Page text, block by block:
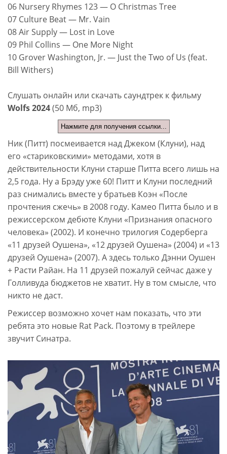
06 Nursery Rhymes 123 — O Christmas Tree
07 Culture Beat — Mr. Vain
08 Air Supply — Lost in Love
09 Phil Collins — One More Night
10 Grover Washington, Jr. — Just the Two of Us (feat.
Bill Withers)
Слушать онлайн или скачать саундтрек к фильму
Wolfs 2024(50 Мб, mp3)
Нажмите для получения ссылки...
Ник (Питт) посмеивается над Джеком (Клуни), над
его «стариковскими» методами, хотя в
действительности Клуни старше Питта всего лишь на
2,5 года. Ну а Брэду уже 60! Питт и Клуни последний
раз снимались вместе у братьев Коэн «После
прочтения сжечь» в 2008 году. Камео Питта было и в
режиссерском дебюте Клуни «Признания опасного
человека» (2002). И конечно трилогия Содерберга
«11 друзей Оушена», «12 друзей Оушена» (2004) и «13
друзей Оушена» (2007). А здесь только Дэнни Оушен
+ Расти Райан. На 11 друзей пожалуй сейчас даже у
Голливуда бюджетов не хватит. Ну в том смысле, что
никто не даст.
Режиссер возможно хочет нам показать, что эти
ребята это новые Rat Pack. Поэтому в трейлере
звучит Синатра.